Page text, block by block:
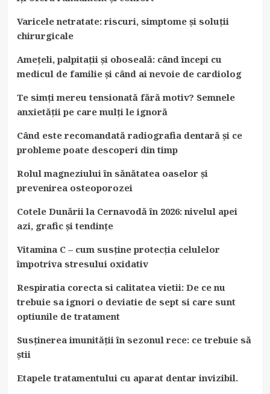
Varicele netratate: riscuri, simptome și soluții
chirurgicale
Amețeli, palpitații și oboseală: când începi cu
medicul de familie și când ai nevoie de cardiolog
Te simți mereu tensionată fără motiv? Semnele
anxietății pe care mulți le ignoră
Când este recomandată radiografia dentară și ce
probleme poate descoperi din timp
Rolul magneziului în sănătatea oaselor și
prevenirea osteoporozei
Cotele Dunării la Cernavodă în 2026: nivelul apei
azi, grafic și tendințe
Vitamina C – cum susține protecția celulelor
împotriva stresului oxidativ
Respiratia corecta si calitatea vietii: De ce nu
trebuie sa ignori o deviatie de sept si care sunt
optiunile de tratament
Susținerea imunității în sezonul rece: ce trebuie să
știi
Etapele tratamentului cu aparat dentar invizibil.